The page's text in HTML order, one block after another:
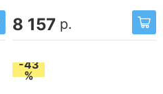
8 157 р.
-43
%